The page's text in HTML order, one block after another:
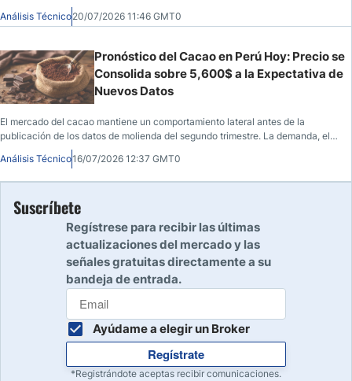
técnica mantienen la cautela entre los participantes.
Análisis Técnico20/07/2026 11:46 GMT0
Pronóstico del Cacao en Perú Hoy: Precio se
Consolida sobre 5,600$ a la Expectativa de
Nuevos Datos
El mercado del cacao mantiene un comportamiento lateral antes de la
publicación de los datos de molienda del segundo trimestre. La demanda, el
dólar y el contexto macroeconómico concentran la atención.
Análisis Técnico16/07/2026 12:37 GMT0
Suscríbete
Regístrese para recibir las últimas
actualizaciones del mercado y las
señales gratuitas directamente a su
bandeja de entrada.
Ayúdame a elegir un Broker
Regístrate
*Registrándote aceptas recibir comunicaciones.